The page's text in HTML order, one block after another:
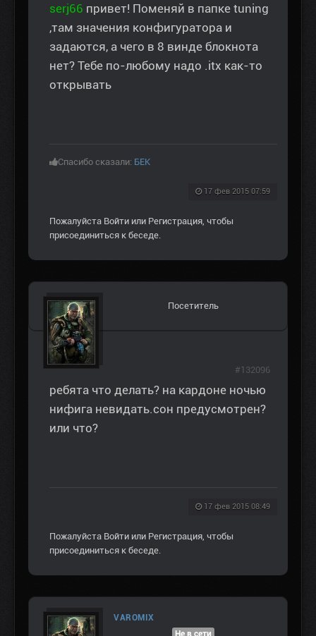
serj66 привет! Поменяй в папке tuning
,там значения конфигуратора и
задаются, а чего в 8 винде блокнота
нет? Тебе по-любому надо .itx как-то
открывать
Спасибо сказали: БЕК
17 фев 2015 07:59
Пожалуйста Войти или Регистрация , чтобы
присоединиться к беседе.
Посетитель
ребята что делать? на кардоне ночью
нифига невидать.сон предусмотрен?
или что?
17 фев 2015 08:49
#132096
Пожалуйста Войти или Регистрация , чтобы
присоединиться к беседе.
VAROMIX
Не в сети